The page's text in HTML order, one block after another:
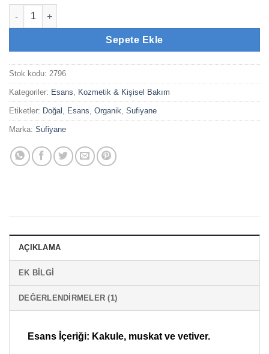
Bala Hatun (3cc) adet
Sepete Ekle
Stok kodu: 2796
Kategoriler: Esans Kozmetik & Kişisel Bakım
Etiketler: Doğal Esans Organik Sufiyane
Marka: Sufiyane
AÇIKLAMA
EK BILGI
DEĞERLENDIRMELER (1)
Esans İçeriği: Kakule, muskat ve vetiver.